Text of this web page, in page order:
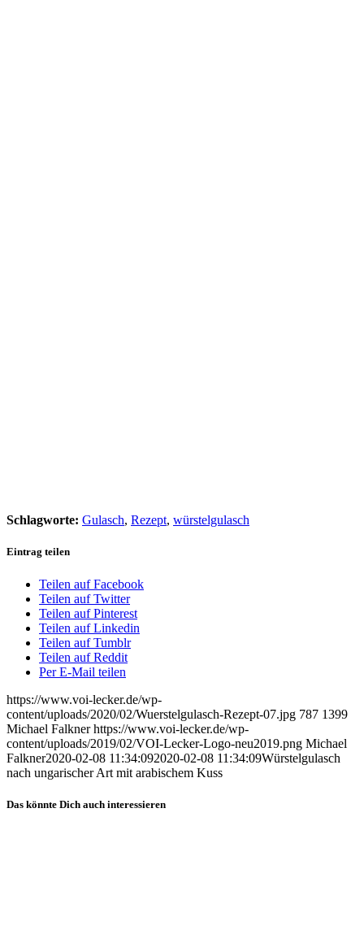
Schlagworte: Gulasch, Rezept, würstelgulasch
Eintrag teilen
Teilen auf Facebook
Teilen auf Twitter
Teilen auf Pinterest
Teilen auf Linkedin
Teilen auf Tumblr
Teilen auf Reddit
Per E-Mail teilen
https://www.voi-lecker.de/wp-
content/uploads/2020/02/Wuerstelgulasch-Rezept-07.jpg 787 1399
Michael Falkner https://www.voi-lecker.de/wp-
content/uploads/2019/02/VOI-Lecker-Logo-neu2019.png Michael
Falkner2020-02-08 11:34:092020-02-08 11:34:09Würstelgulasch
nach ungarischer Art mit arabischem Kuss
Das könnte Dich auch interessieren